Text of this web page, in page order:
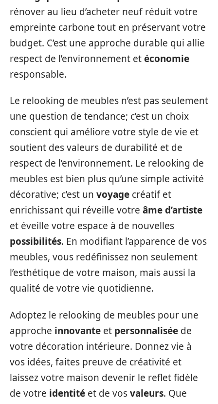
rénover au lieu d’acheter neuf réduit votre
empreinte carbone tout en préservant votre
budget. C’est une approche durable qui allie
respect de l’environnement etéconomie
responsable.
Le relooking de meubles n’est pas seulement
une question de tendance; c’est un choix
conscient qui améliore votre style de vie et
soutient des valeurs de durabilité et de
respect de l’environnement. Le relooking de
meubles est bien plus qu’une simple activité
décorative; c’est un voyage créatif et
enrichissant qui réveille votre âme d’artiste
et éveille votre espace à de nouvelles
possibilités. En modifiant l’apparence de vos
meubles, vous redéfinissez non seulement
l’esthétique de votre maison, mais aussi la
qualité de votre vie quotidienne.
Adoptez le relooking de meubles pour une
approche innovante et personnalisée de
votre décoration intérieure. Donnez vie à
vos idées, faites preuve de créativité et
laissez votre maison devenir le reflet fidèle
de votre identité et de vosvaleurs. Que